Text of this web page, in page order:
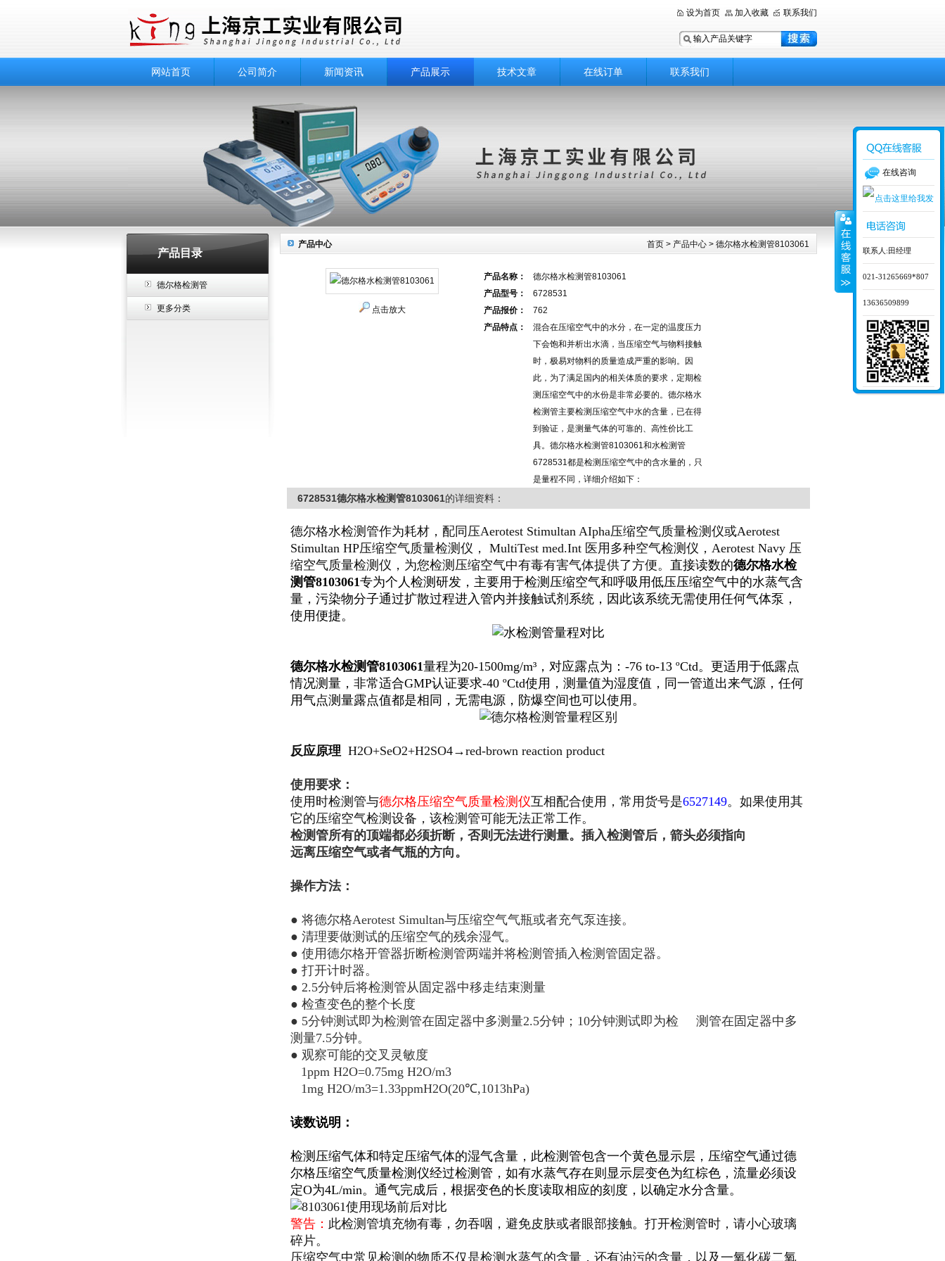
设为首页 加入收藏 联系我们
网站首页 公司简介 新闻资讯 产品展示 技术文章 在线订单 联系我们
产品目录
德尔格检测管
更多分类
首页 > 产品中心 > 德尔格水检测管8103061
产品中心
点击放大
产品名称：
德尔格水检测管8103061
产品型号：
6728531
产品报价：
762
产品特点：
混合在压缩空气中的水分，在一定的温度压力
下会饱和并析出水滴，当压缩空气与物料接触
时，极易对物料的质量造成严重的影响。因
此，为了满足国内的相关体质的要求，定期检
测压缩空气中的水份是非常必要的。德尔格水
检测管主要检测压缩空气中水的含量，已在得
到验证，是测量气体的可靠的、高性价比工
具。德尔格水检测管8103061和水检测管
6728531都是检测压缩空气中的含水量的，只
是量程不同，详细介绍如下：
6728531德尔格水检测管8103061的详细资料：
德尔格水检测管作为耗材，配同压Aerotest Stimultan AIpha压缩空气质量检测仪或Aerotest
Stimultan HP压缩空气质量检测仪， MultiTest med.Int 医用多种空气检测仪，Aerotest Navy 压
缩空气质量检测仪，为您检测压缩空气中有毒有害气体提供了方便。 直接读数的德尔格水检
测管8103061专为个人检测研发， 主要用于检测压缩空气和呼吸用低压压缩空气中的水蒸气含
量， 污染物分子通过扩散过程进入管内并接触试剂系统，因此该系统无需使用任何气体泵，
使用便捷。
德尔格水检测管8103061量程为20-1500mg/m³，对应露点为：-76 to-13 ºCtd。更适用于低露点
情况测量，非常适合GMP认证要求-40 ºCtd使用，测量值为湿度值，同一管道出来气源，任何
用气点测量露点值都是相同，无需电源，防爆空间也可以使用。
反应原理 H2O+SeO2+H2SO4→red-brown reaction product
使用要求：
使用时检测管与德尔格压缩空气质量检测仪互相配合使用，常用货号是6527149。如果使用其
它的压缩空气检测设备，该检测管可能无法正常工作。
检测管所有的顶端都必须折断，否则无法进行测量。插入检测管后，箭头必须指向
远离压缩空气或者气瓶的方向。
操作方法：
● 将德尔格Aerotest Simultan与压缩空气气瓶或者充气泵连接。
● 清理要做测试的压缩空气的残余湿气。
● 使用德尔格开管器折断检测管两端并将检测管插入检测管固定器。
● 打开计时器。
● 2.5分钟后将检测管从固定器中移走结束测量
● 检查变色的整个长度
● 5分钟测试即为检测管在固定器中多测量2.5分钟；10分钟测试即为检 测管在固定器中多
测量7.5分钟。
● 观察可能的交叉灵敏度
1ppm H2O=0.75mg H2O/m3
1mg H2O/m3=1.33ppmH2O(20℃,1013hPa)
读数说明：
检测压缩气体和特定压缩气体的湿气含量，此检测管包含一个黄色显示层，压缩空气通过德
尔格压缩空气质量检测仪经过检测管，如有水蒸气存在则显示层变色为红棕色，流量必须设
定O为4L/min。通气完成后，根据变色的长度读取相应的刻度，以确定水分含量。
警告： 此检测管填充物有毒，勿吞咽，避免皮肤或者眼部接触。打开检测管时，请小心玻璃
碎片。
压缩空气中常见检测的物质不仅是检测水蒸气的含量，还有油污的含量，以及一氧化碳二氧
在线咨询
联系人:田经理
021-31265669*807
13636509899